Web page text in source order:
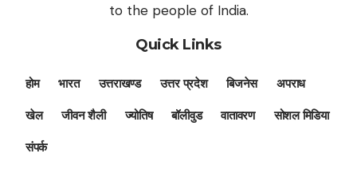
to the people of India.
Quick Links
होम भारत उत्तराखण्ड उत्तर प्रदेश बिजनेस
अपराध
खेल
जीवन शैली ज्योतिष बॉलीवुड वातावरण
सोशल मिडिया
संपर्क